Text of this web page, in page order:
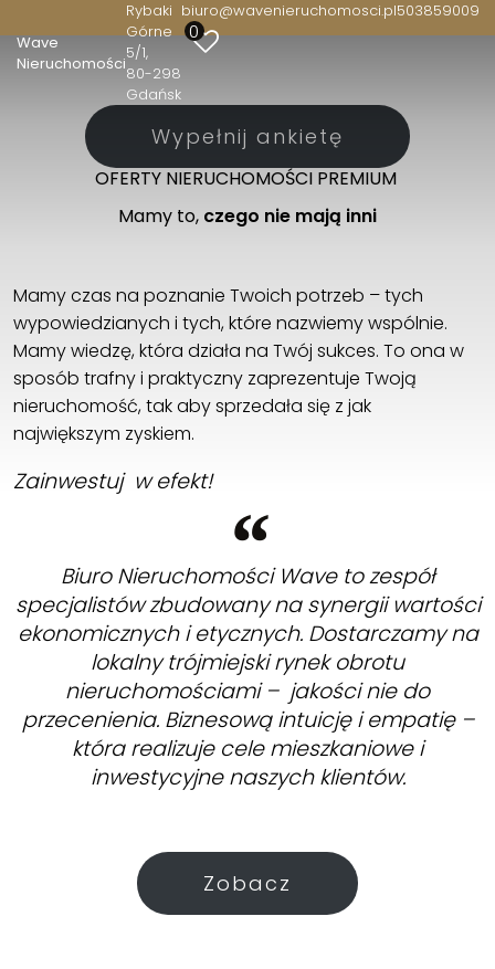
Wave
Nieruchomości
Rybaki
Górne
5/1
80-298
Gdańsk
biuro@wavenieruchomosci.pl503859009
0
Wypełnij ankietę
OFERTY NIERUCHOMOŚCI PREMIUM
Mamy to, czego nie mają inni
Mamy czas na poznanie Twoich potrzeb – tych
wypowiedzianych i tych, które nazwiemy wspólnie.
Mamy wiedzę, która działa na Twój sukces. To ona w
sposób trafny i praktyczny zaprezentuje Twoją
nieruchomość, tak aby sprzedała się z jak
największym zyskiem.
Zainwestuj w efekt!
Biuro Nieruchomości Wave to zespół
specjalistów zbudowany na synergii wartości
ekonomicznych i etycznych. Dostarczamy na
lokalny trójmiejski rynek obrotu
nieruchomościami – jakości nie do
przecenienia. Biznesową intuicję i empatię –
która realizuje cele mieszkaniowe i
inwestycyjne naszych klientów.
Zobacz